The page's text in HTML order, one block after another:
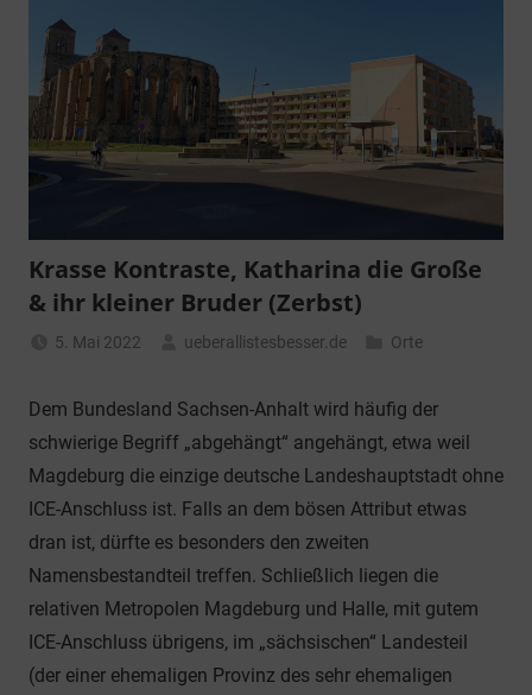
Krasse Kontraste, Katharina die Große
& ihr kleiner Bruder (Zerbst)
5. Mai 2022 ueberallistesbesser.de Orte
Dem Bundesland Sachsen-Anhalt wird häufig der
schwierige Begriff „abgehängt“ angehängt, etwa weil
Magdeburg die einzige deutsche Landeshauptstadt ohne
ICE-Anschluss ist. Falls an dem bösen Attribut etwas
dran ist, dürfte es besonders den zweiten
Namensbestandteil treffen. Schließlich liegen die
relativen Metropolen Magdeburg und Halle, mit gutem
ICE-Anschluss übrigens, im „sächsischen“ Landesteil
(der einer ehemaligen Provinz des sehr ehemaligen